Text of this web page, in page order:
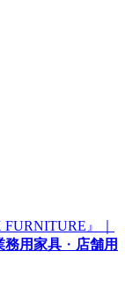
』｜
務用家具 ・ 店舗用